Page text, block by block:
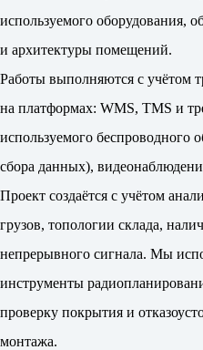
используемого оборудования,
и архитектуры помещений.
Работы выполняются с учётом
на платформах: WMS, TMS и
используемого беспроводного
сбора данных),
Проект создаётся с учётом
грузов, топологии склада,
непрерывного сигнала. Мы
инструменты
проверку покрытия и
монтажа.